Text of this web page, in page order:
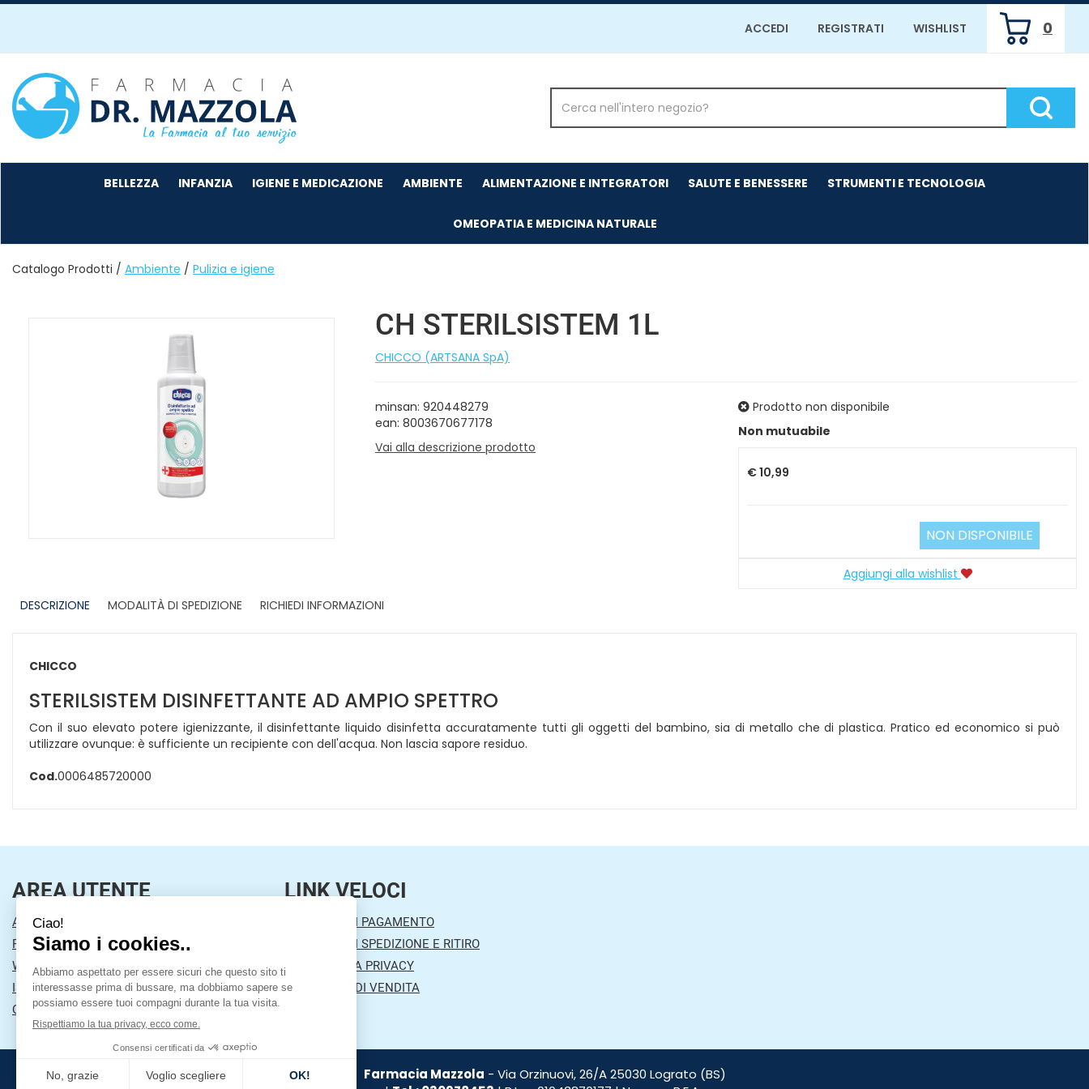
Passa
principale
ACCEDI REGISTRATI WISHLIST 0
ARTICOLI
INSERITI
Farmacia
Mazzola
Prodotto
Cerca
BELLEZZA INFANZIA IGIENE E MEDICAZIONE AMBIENTE ALIMENTAZIONE E INTEGRATORI SALUTE E BENESSERE STRUMENTI E TECNOLOGIA
OMEOPATIA E MEDICINA NATURALE
Catalogo Prodotti / Ambiente / Pulizia e igiene
CH STERILSISTEM 1L
CHICCO (ARTSANA SpA)
minsan: 920448279
ean: 8003670677178
Vai alla descrizione prodotto
Prodotto non disponibile
Non mutuabile
Prezzo
€ 10,99
NON DISPONIBILE
Aggiungi alla wishlist
DESCRIZIONE
MODALITÀ DI SPEDIZIONE RICHIEDI INFORMAZIONI
CHICCO
STERILSISTEM DISINFETTANTE AD AMPIO SPETTRO
Con il suo elevato potere igienizzante, il disinfettante liquido disinfetta accuratamente tutti gli oggetti del bambino, sia di metallo che di plastica. Pratico ed economico si può
utilizzare ovunque: è sufficiente un recipiente con dell'acqua. Non lascia sapore residuo.
Cod.0006485720000
AREA UTENTE
ACCEDI
REGISTRATI
WISHLIST
ISCRIZIONE ALLA NEWSLETTER
CONTATTI
LINK VELOCI
MODALITÀ DI PAGAMENTO
MODALITÀ DI SPEDIZIONE E RITIRO
INFORMATIVA PRIVACY
CONDIZIONI DI VENDITA
Farmacia Mazzola - Via Orzinuovi, 26/A 25030 Lograto (BS)